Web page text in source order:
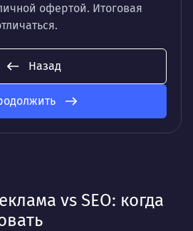
офертой. Итоговая
Назад
vs SEO: когда